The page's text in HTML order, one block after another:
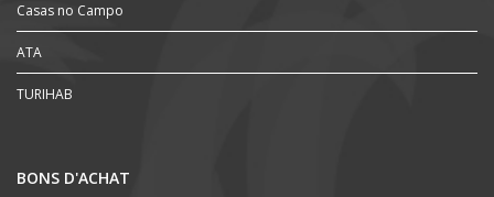
Casas no Campo
ATA
TURIHAB
BONS D'ACHAT